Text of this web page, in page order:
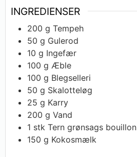
INGREDIENSER
200 g Tempeh
50 g Gulerod
10 g Ingefær
100 g Æble
100 g Blegselleri
50 g Skalotteløg
25 g Karry
200 g Vand
1 stk Tern grønsags bouillon
150 g Kokosmælk